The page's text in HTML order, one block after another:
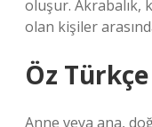
oluşur. Akrabalık,
olan kişiler
Öz
Anne veya ana,